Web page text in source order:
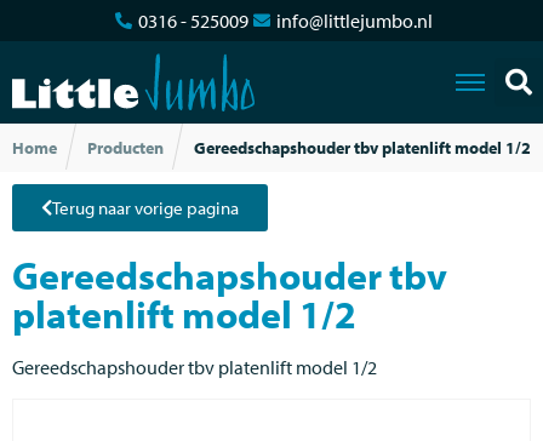
0316 - 525009 info@littlejumbo.nl
Home Producten Gereedschapshouder tbv platenlift model 1/2
Terug naar vorige pagina
Gereedschapshouder tbv
platenlift model 1/2
Gereedschapshouder tbv platenlift model 1/2